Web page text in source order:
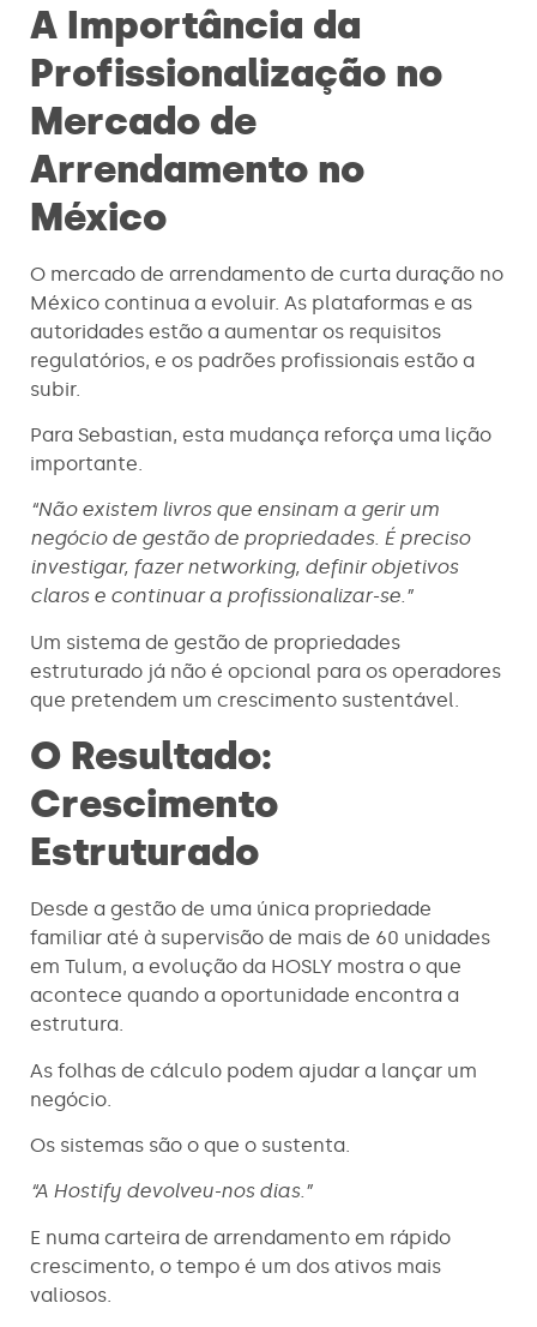
A Importância da
Profissionalização no
Mercado de
Arrendamento no
México
O mercado de arrendamento de curta duração no
México continua a evoluir. As plataformas e as
autoridades estão a aumentar os requisitos
regulatórios, e os padrões profissionais estão a
subir.
Para Sebastian, esta mudança reforça uma lição
importante.
“Não existem livros que ensinam a gerir um
negócio de gestão de propriedades. É preciso
investigar, fazer networking, definir objetivos
claros e continuar a profissionalizar-se.”
Um sistema de gestão de propriedades
estruturado já não é opcional para os operadores
que pretendem um crescimento sustentável.
O Resultado:
Crescimento
Estruturado
Desde a gestão de uma única propriedade
familiar até à supervisão de mais de 60 unidades
em Tulum, a evolução da HOSLY mostra o que
acontece quando a oportunidade encontra a
estrutura.
As folhas de cálculo podem ajudar a lançar um
negócio.
Os sistemas são o que o sustenta.
“A Hostify devolveu-nos dias.”
E numa carteira de arrendamento em rápido
crescimento, o tempo é um dos ativos mais
valiosos.